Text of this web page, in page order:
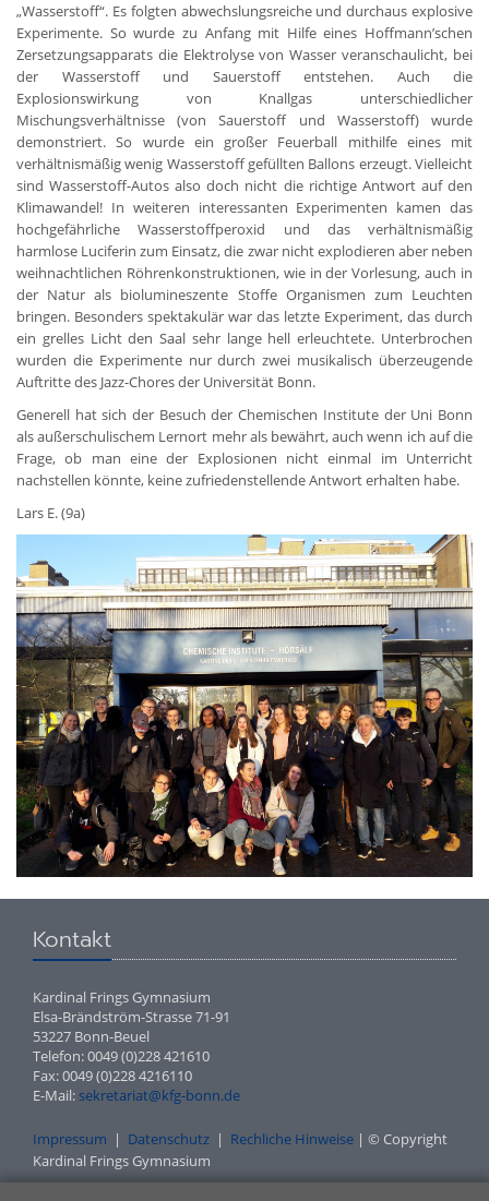
„Wasserstoff“. Es folgten abwechslungsreiche und durchaus explosive
Experimente. So wurde zu Anfang mit Hilfe eines Hoffmann’schen
Zersetzungsapparats die Elektrolyse von Wasser veranschaulicht, bei
der Wasserstoff und Sauerstoff entstehen. Auch die
Explosionswirkung von Knallgas unterschiedlicher
Mischungsverhältnisse (von Sauerstoff und Wasserstoff) wurde
demonstriert. So wurde ein großer Feuerball mithilfe eines mit
verhältnismäßig wenig Wasserstoff gefüllten Ballons erzeugt. Vielleicht
sind Wasserstoff-Autos also doch nicht die richtige Antwort auf den
Klimawandel! In weiteren interessanten Experimenten kamen das
hochgefährliche Wasserstoffperoxid und das verhältnismäßig
harmlose Luciferin zum Einsatz, die zwar nicht explodieren aber neben
weihnachtlichen Röhrenkonstruktionen, wie in der Vorlesung, auch in
der Natur als biolumineszente Stoffe Organismen zum Leuchten
bringen. Besonders spektakulär war das letzte Experiment, das durch
ein grelles Licht den Saal sehr lange hell erleuchtete. Unterbrochen
wurden die Experimente nur durch zwei musikalisch überzeugende
Auftritte des Jazz-Chores der Universität Bonn.
Generell hat sich der Besuch der Chemischen Institute der Uni Bonn
als außerschulischem Lernort mehr als bewährt, auch wenn ich auf die
Frage, ob man eine der Explosionen nicht einmal im Unterricht
nachstellen könnte, keine zufriedenstellende Antwort erhalten habe.
Lars E. (9a)
Kontakt
Kardinal Frings Gymnasium
Elsa-Brändström-Strasse 71-91
53227 Bonn-Beuel
Telefon: 0049 (0)228 421610
Fax: 0049 (0)228 4216110
E-Mail: sekretariat@kfg-bonn.de
Impressum | Datenschutz | Rechliche Hinweise | © Copyright
Kardinal Frings Gymnasium